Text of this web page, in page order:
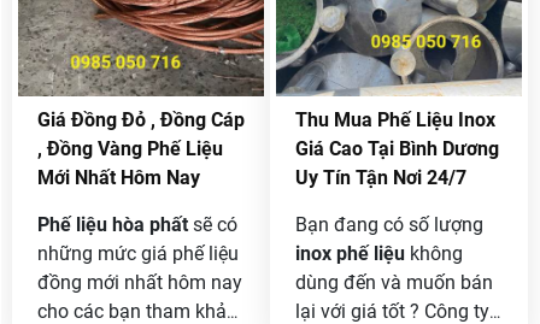
sắt phế liệu công ty
thanh lý, sắt phế liệu
công trình, sắt vụn, sắt
tồn kho.
tư vấn và hổ trợ bán
máy vũ với giá tốt nhất
thị trường .
Giá Đồng Đỏ , Đồng Cáp
, Đồng Vàng Phế Liệu
Mới Nhất Hôm Nay
Phế liệu hòa phất sẽ có
những mức giá phế liệu
đồng mới nhất hôm nay
cho các bạn tham khảo
Thu Mua Phế Liệu Inox
Giá Cao Tại Bình Dương
Uy Tín Tận Nơi 24/7
Bạn đang có số lượng
inox phế liệu không
dùng đến và muốn bán
lại với giá tốt ? Công ty